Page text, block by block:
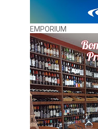
EMPORIUM